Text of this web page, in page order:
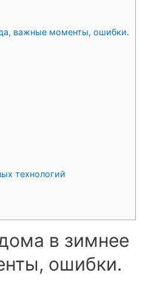
важные моменты, ошибки.
технологий
в зимнее
ошибки.